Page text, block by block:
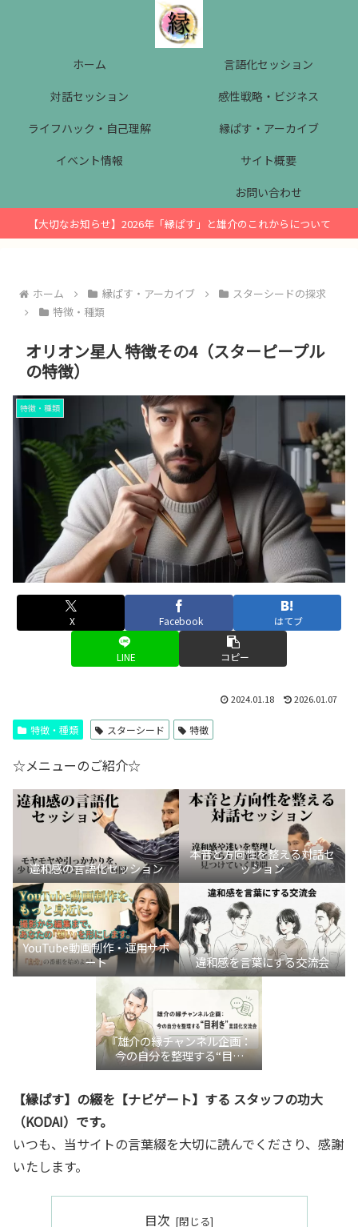
ホーム
言語化セッション
対話セッション
感性戦略・ビジネス
ライフハック・自己理解
縁ぱす・アーカイブ
イベント情報
サイト概要
お問い合わせ
【大切なお知らせ】2026年「縁ぱす」と雄介のこれからについて
ホーム 縁ぱす・アーカイブ
スターシードの探求
特徴・種類
オリオン星人 特徴その4（スターピープル
の特徴）
特徴・種類
X Facebook はてブ
LINE コピー
2024.01.18 2026.01.07
特徴・種類 スターシード 特徴
☆メニューのご紹介☆
違和感の言語化セッション
本音と方向性を整える対話セ
ッション
YouTube動画制作・運用サポ
ート
違和感を言葉にする交流会
『雄介の縁チャンネル企画：
今の自分を整理する“目利
き”言語化交流会』
【縁ぱす】の綴を【ナビゲート】する スタッフの功大
（KODAI）です。
いつも、当サイトの言葉綴を大切に読んでくださり、感謝
いたします。
目次